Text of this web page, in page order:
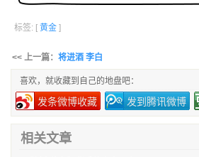
标签: [ 黄金 ]
<< 上一篇： 将进酒 李白
喜欢，就收藏到自己的地盘吧：
发条微博收藏 发到腾讯微博
相关文章